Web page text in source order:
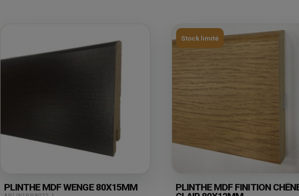
PLINTHE MDF WENGE 80X15MM
Stock limité
PLINTHE MDF FINITION